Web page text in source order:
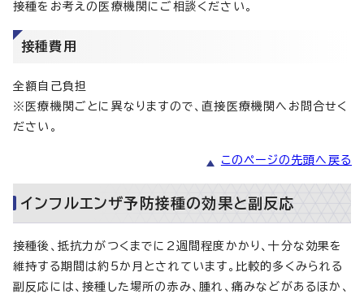
接種をお考えの医療機関にご相談ください。
接種費用
全額自己負担
※医療機関ごとに異なりますので、直接医療機関へお問合せく
ださい。
このページの先頭へ戻る
インフルエンザ予防接種の効果と副反応
接種後、抵抗力がつくまでに2週間程度かかり、十分な効果を
維持する期間は約5か月とされています。比較的多くみられる
副反応には、接種した場所の赤み、腫れ、痛みなどがあるほか、